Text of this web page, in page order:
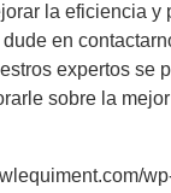
la eficiencia y
en
expertos se
sobre la